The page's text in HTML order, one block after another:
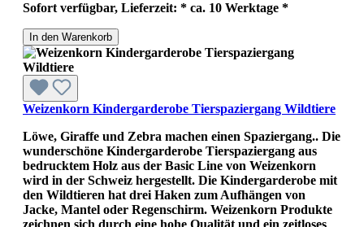
Sofort verfügbar, Lieferzeit: * ca. 10 Werktage *
In den Warenkorb
Weizenkorn Kindergarderobe Tierspaziergang Wildtiere
Löwe, Giraffe und Zebra machen einen Spaziergang.. Die
wunderschöne Kindergarderobe Tierspaziergang aus
bedrucktem Holz aus der Basic Line von Weizenkorn
wird in der Schweiz hergestellt. Die Kindergarderobe mit
den Wildtieren hat drei Haken zum Aufhängen von
Jacke, Mantel oder Regenschirm. Weizenkorn Produkte